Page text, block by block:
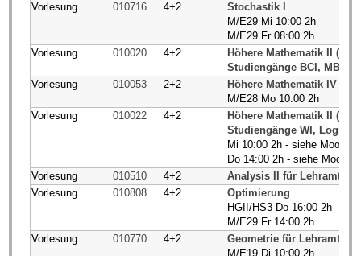
Vorlesung
010716 4+2
Stochastik I
M/E29 Mi 10:00 2h
M/E29 Fr 08:00 2h
Vorlesung
010020 4+2
Höhere Mathematik II
Studiengänge BCI, MB,
Vorlesung
010053 2+2
Höhere Mathematik IV (P/
M/E28 Mo 10:00 2h
Vorlesung
010022 4+2
Höhere Mathematik II
Studiengänge WI, Logistik
Mi 10:00 2h - siehe Moodle-
Do 14:00 2h - siehe
Vorlesung
010510 4+2
Analysis II für Lehramt
Vorlesung
010808 4+2
Optimierung
HGII/HS3 Do 16:00 2h
M/E29 Fr 14:00 2h
Vorlesung
010770 4+2
Geometrie für Lehramt
M/E19 Di 10:00 2h